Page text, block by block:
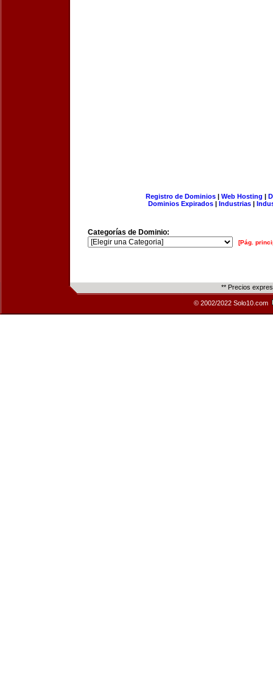
Registro de Dominios| Web Hosting |
Dominios Expirados | Industrias |
Categorías de Dominio:
[Pág.
** Precios
© 2002/2022 Solo10.com